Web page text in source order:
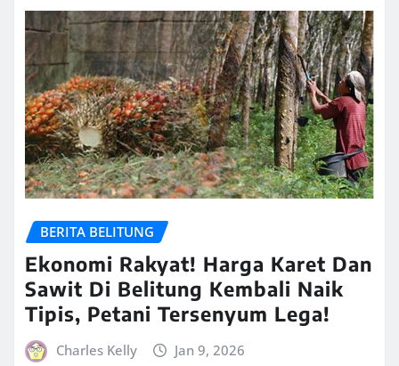
BERITA BELITUNG
Ekonomi Rakyat! Harga Karet Dan
Sawit Di Belitung Kembali Naik
Tipis, Petani Tersenyum Lega!
Charles Kelly Jan 9, 2026